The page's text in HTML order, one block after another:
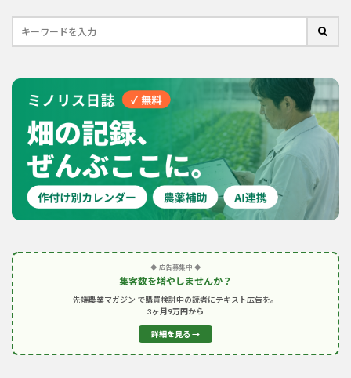
◆ 広告募集中 ◆
集客数を増やしませんか？
先端農業マガジン で購買検討中の読者にテキスト広告を。
3ヶ月9万円から
詳細を見る →